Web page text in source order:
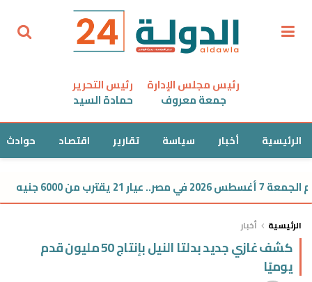
رئيس مجلس الإدارة
جمعة معروف
رئيس التحرير
حمادة السيد
الرئيسية أخبار سياسة تقارير اقتصاد حوادث
جنيه
الرئيسية أخبار
كشف غازي جديد بدلتا النيل بإنتاج 50 مليون قدم
يوميًا